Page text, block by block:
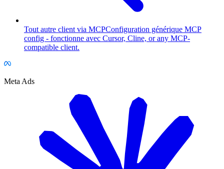
Tout autre client via MCPConfiguration générique MCP
config - fonctionne avec Cursor, Cline, or any MCP-
compatible client.
Meta Ads